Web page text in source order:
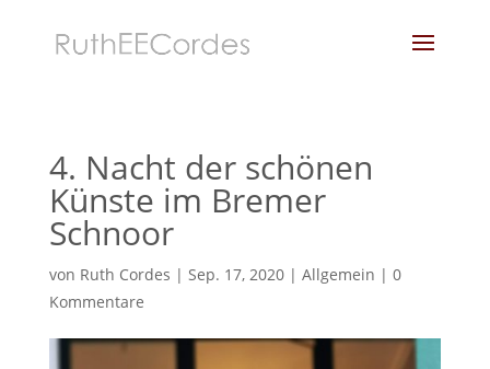
4. Nacht der schönen
Künste im Bremer
Schnoor
von Ruth Cordes | Sep. 17, 2020| Allgemein | 0
Kommentare